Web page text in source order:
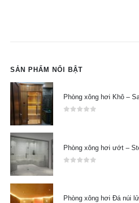
SẢN PHẨM NỔI BẬT
Phòng xông hơi Khô –
Phòng xông hơi ướt –
Phòng xông hơi Đá núi